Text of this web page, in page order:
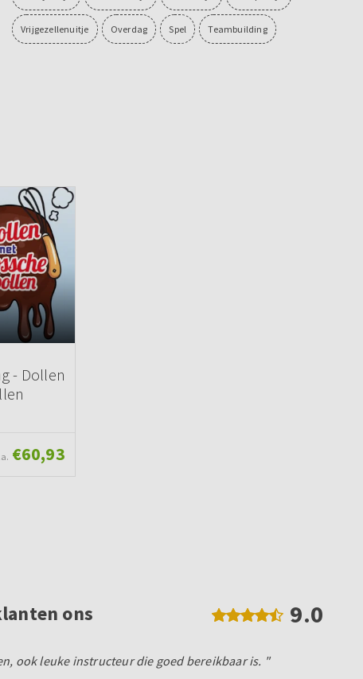
Vrijgezellenuitje Overdag Spel Teambuilding
- Dollen
€60,93
ons 9.0
ook leuke instructeur die goed bereikbaar is. "